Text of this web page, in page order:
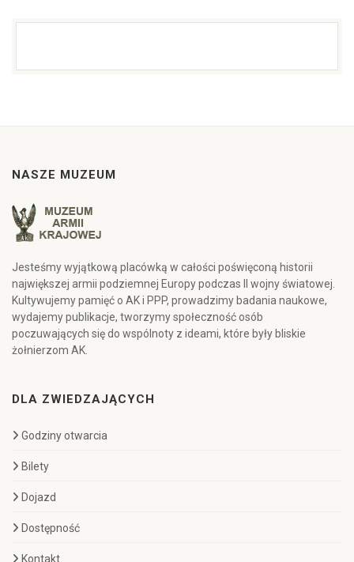
NASZE MUZEUM
Jesteśmy wyjątkową placówką w całości poświęconą historii
największej armii podziemnej Europy podczas II wojny światowej.
Kultywujemy pamięć o AK i PPP, prowadzimy badania naukowe,
wydajemy publikacje, tworzymy społeczność osób
poczuwających się do wspólnoty z ideami, które były bliskie
żołnierzom AK.
DLA ZWIEDZAJĄCYCH
Godziny otwarcia
Bilety
Dojazd
Dostępność
Kontakt